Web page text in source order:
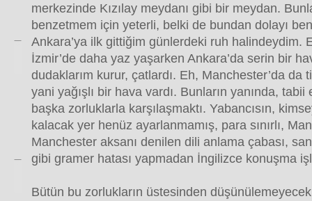
merkezinde Kızılay meydanı gibi bir meydan.
benzetmem için yeterli, belki de bundan dolayı
Ankara’ya ilk gittiğim günlerdeki ruh halindeydim.
İzmir’de daha yaz yaşarken Ankara’da serin bir
dudaklarım kurur, çatlardı. Eh, Manchester’da da
yani yağışlı bir hava vardı. Bunların yanında,
başka zorluklarla karşılaşmaktı. Yabancısın,
kalacak yer henüz ayarlanmamış, para sınırlı,
Manchester aksanı denilen dili anlama çabası,
gibi gramer hatası yapmadan İngilizce konuşma
Bütün bu zorlukların üstesinden